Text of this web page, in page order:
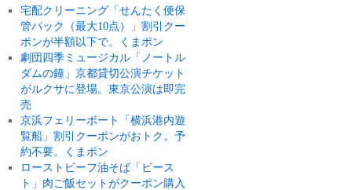
宅配クリーニング「せんたく便保
管パック（最大10点）」割引クー
ポンが半額以下で。くまポン
劇団四季ミュージカル「ノートル
ダムの鐘」京都貸切公演チケット
がルクサに登場。東京公演は即完
売
京浜フェリーボート「横浜港内遊
覧船」割引クーポンがおトク。予
約不要。くまポン
ローストビーフ油そば「ビース
ト」肉ご飯セットがクーポン購入